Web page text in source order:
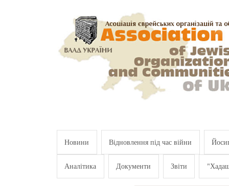
Новини Відновлення під час війни
Аналітика Документи Звіти